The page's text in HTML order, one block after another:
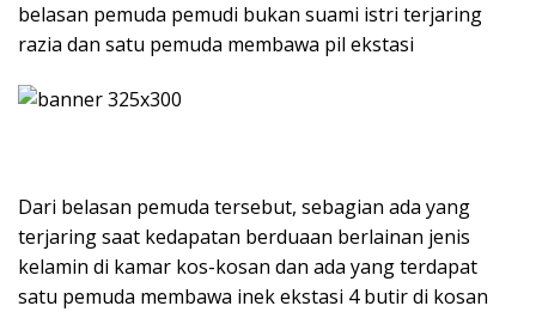
belasan pemuda pemudi bukan suami istri terjaring
razia dan satu pemuda membawa pil ekstasi
Dari belasan pemuda tersebut, sebagian ada yang
terjaring saat kedapatan berduaan berlainan jenis
kelamin di kamar kos-kosan dan ada yang terdapat
satu pemuda membawa inek ekstasi 4 butir di kosan